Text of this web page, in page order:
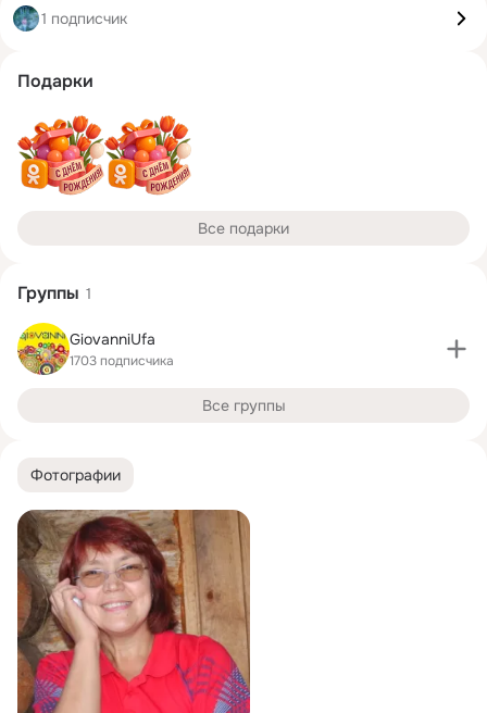
Фотографии
1 подписчик
Подарки
Все подарки
Группы 1
GiovanniUfa
1703 подписчика
Все группы